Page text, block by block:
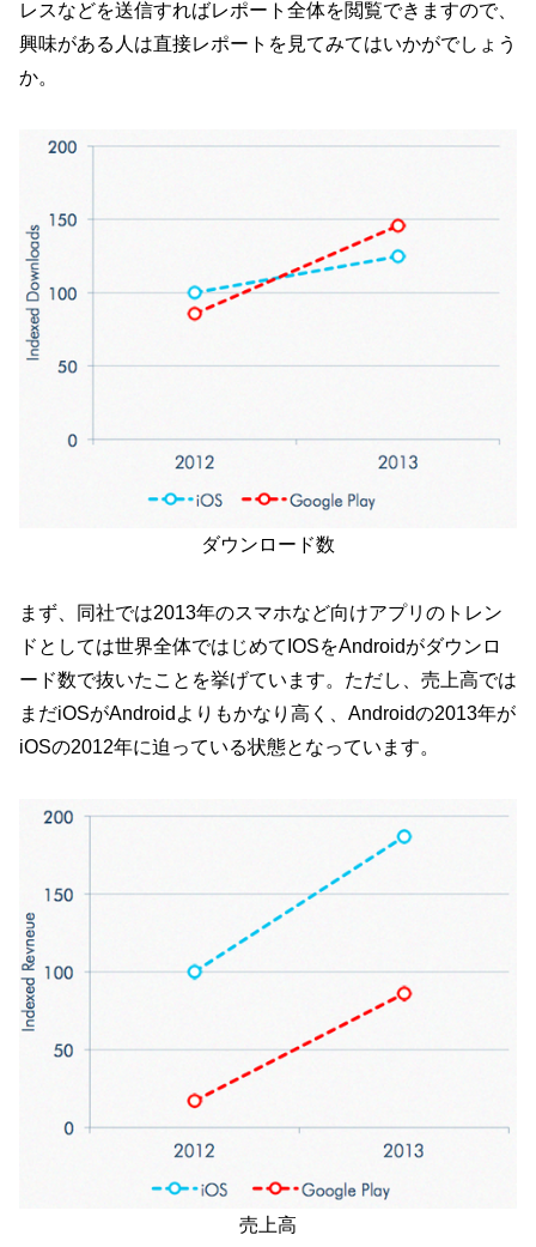
レスなどを送信すればレポート全体を閲覧できますので、
興味がある人は直接レポートを見てみてはいかがでしょう
か。
ダウンロード数
まず、同社では2013年のスマホなど向けアプリのトレン
ドとしては世界全体ではじめてIOSをAndroidがダウンロ
ード数で抜いたことを挙げています。ただし、売上高では
まだiOSがAndroidよりもかなり高く、Androidの2013年が
iOSの2012年に迫っている状態となっています。
売上高